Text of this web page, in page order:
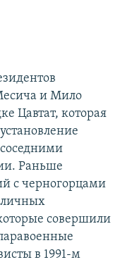
и Мило
Цавтат, которая
Раньше
с черногорцами
совершили
в 1991-м